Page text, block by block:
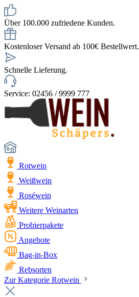
Über 100.000 zufriedene Kunden.
Kostenloser Versand ab 100€ Bestellwert.
Schnelle Lieferung.
Service: 02456 / 9999 777
Rotwein
Weißwein
Roséwein
Weitere Weinarten
Probierpakete
Angebote
Bag-in-Box
Rebsorten
Zur Kategorie Rotwein